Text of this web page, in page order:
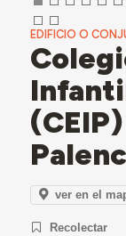
EDIFICIO O
ver en el
Recolectar